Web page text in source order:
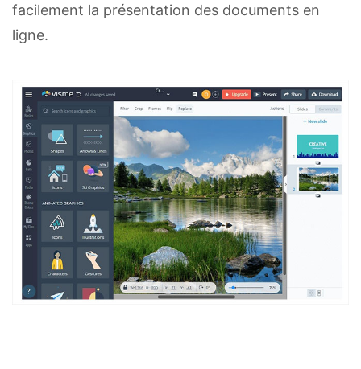
facilement la présentation des documents en
ligne.